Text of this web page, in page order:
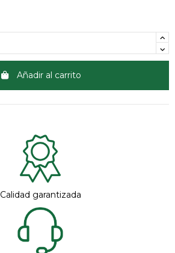
Añadir al carrito
Calidad garantizada